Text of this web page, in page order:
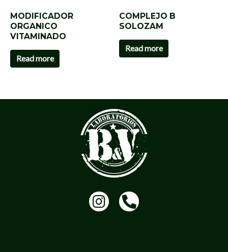
MODIFICADOR
ORGANICO
VITAMINADO
Read more
COMPLEJO B
SOLOZAM
Read more